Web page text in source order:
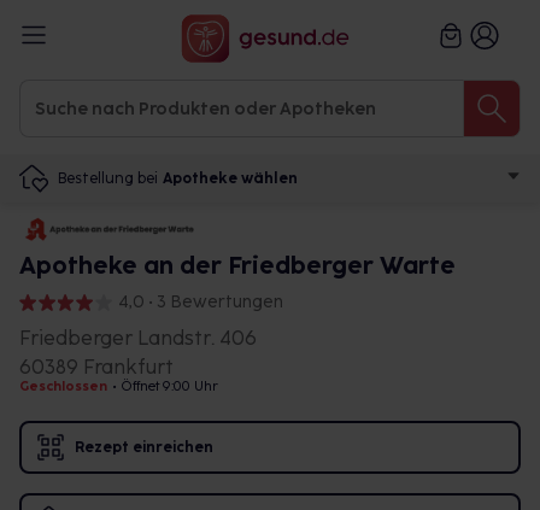
Bestellung bei Apotheke wählen
Apotheke an der Friedberger Warte
4,0 • 3 Bewertungen
Friedberger Landstr. 406
60389 Frankfurt
Geschlossen • Öffnet 9:00 Uhr
Rezept einreichen